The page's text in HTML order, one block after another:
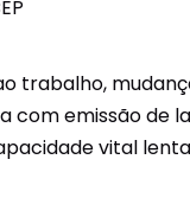
– SSI –
na
emissão de
vital